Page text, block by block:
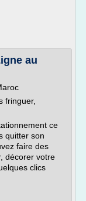
au
fringuer,
ce
quitter son
faire des
décorer votre
clics